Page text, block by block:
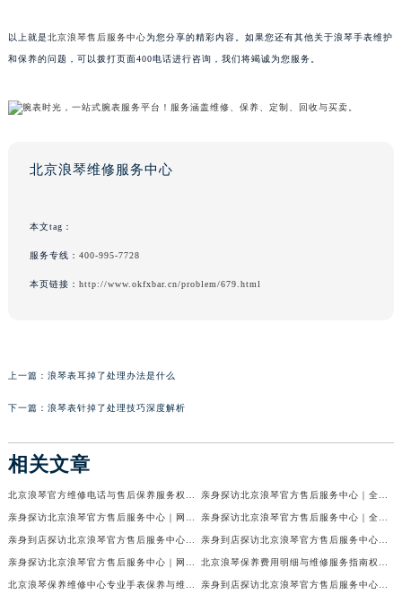
以上就是北京浪琴售后服务中心为您分享的精彩内容。如果您还有其他关于浪琴手表维护
和保养的问题，可以拨打页面400电话进行咨询，我们将竭诚为您服务。
北京浪琴维修服务中心
本文tag：
服务专线： 400-995-7728
本页链接： http://www.okfxbar.cn/problem/679.html
上一篇： 浪琴表耳掉了处理办法是什么
下一篇： 浪琴表针掉了处理技巧深度解析
相关文章